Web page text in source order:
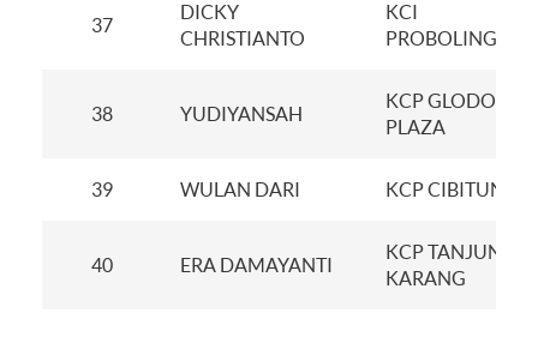
37
DICKY
CHRISTIANTO
KCI
PROBOLINGGO
38 YUDIYANSAH
KCP GLODOK
PLAZA
39 WULAN DARI KCP CIBITUNG
40 ERA DAMAYANTI
KCP TANJUNG
KARANG